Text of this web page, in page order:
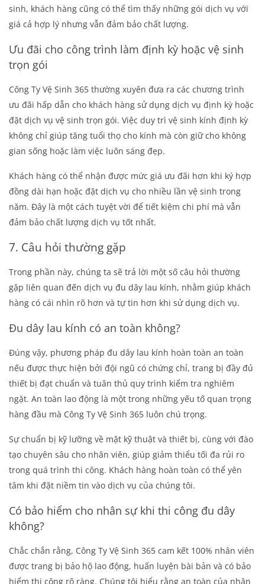
sinh, khách hàng cũng có thể tìm thấy những gói dịch vụ với
giá cả hợp lý nhưng vẫn đảm bảo chất lượng.
Ưu đãi cho công trình làm định kỳ hoặc vệ sinh
trọn gói
Công Ty Vệ Sinh 365 thường xuyên đưa ra các chương trình
ưu đãi hấp dẫn cho khách hàng sử dụng dịch vụ định kỳ hoặc
đặt dịch vụ vệ sinh trọn gói. Việc duy trì vệ sinh kính định kỳ
không chỉ giúp tăng tuổi thọ cho kính mà còn giữ cho không
gian sống hoặc làm việc luôn sáng đẹp.
Khách hàng có thể nhận được mức giá ưu đãi hơn khi ký hợp
đồng dài hạn hoặc đặt dịch vụ cho nhiều lần vệ sinh trong
năm. Đây là một cách tuyệt vời để tiết kiệm chi phí mà vẫn
đảm bảo chất lượng dịch vụ tốt nhất.
7. Câu hỏi thường gặp
Trong phần này, chúng ta sẽ trả lời một số câu hỏi thường
gặp liên quan đến dịch vụ đu dây lau kính, nhằm giúp khách
hàng có cái nhìn rõ hơn và tự tin hơn khi sử dụng dịch vụ.
Đu dây lau kính có an toàn không?
Đúng vậy, phương pháp đu dây lau kính hoàn toàn an toàn
nếu được thực hiện bởi đội ngũ có chứng chỉ, trang bị đầy đủ
thiết bị đạt chuẩn và tuân thủ quy trình kiểm tra nghiêm
ngặt. An toàn lao động là một trong những yếu tố quan trọng
hàng đầu mà Công Ty Vệ Sinh 365 luôn chú trọng.
Sự chuẩn bị kỹ lưỡng về mặt kỹ thuật và thiết bị, cùng với đào
tạo chuyên sâu cho nhân viên, giúp giảm thiểu tối đa rủi ro
trong quá trình thi công. Khách hàng hoàn toàn có thể yên
tâm khi đặt niềm tin vào dịch vụ của chúng tôi.
Có bảo hiểm cho nhân sự khi thi công đu dây
không?
Chắc chắn rằng, Công Ty Vệ Sinh 365 cam kết 100% nhân viên
được trang bị bảo hộ lao động, huấn luyện bài bản và có bảo
hiểm thi công rõ ràng. Chúng tôi hiểu rằng an toàn của nhân